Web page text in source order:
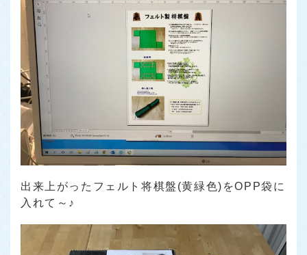
出来上がったフェルト将棋盤(黄緑色)をOPP袋に
入れて～♪